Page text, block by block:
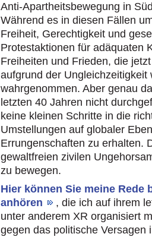
Anti-Apartheitsbewegung in
Während es in diesen Fällen
Freiheit, Gerechtigkeit und
Protestaktionen für adäquaten
Freiheiten und Frieden, die
aufgrund der
wahrgenommen. Aber genau
letzten 40 Jahren nicht
keine kleinen Schritte in die
Umstellungen auf globaler
Errungenschaften zu erhalten.
gewaltfreien zivilen
zu bewegen.
Hier können Sie meine Rede
anhören
, die ich auf ihrem
unter anderem XR organisiert
gegen das politische Versagen